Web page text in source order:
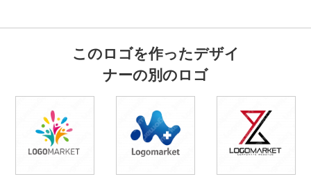
このロゴを作ったデザイ
ナーの別のロゴ